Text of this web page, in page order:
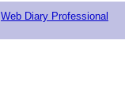
Web Diary Professional